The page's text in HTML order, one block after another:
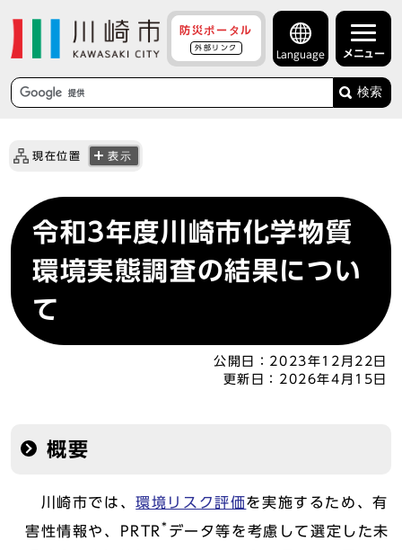
防災ポータル
外部リンク
Language メニュー
検索
現在位置 表示
令和3年度川崎市化学物質
環境実態調査の結果につい
て
公開日： 2023年12月22日
更新日： 2026年4月15日
概要
川崎市では、環境リスク評価を実施するため、有
害性情報や、PRTR * データ等を考慮して選定した未